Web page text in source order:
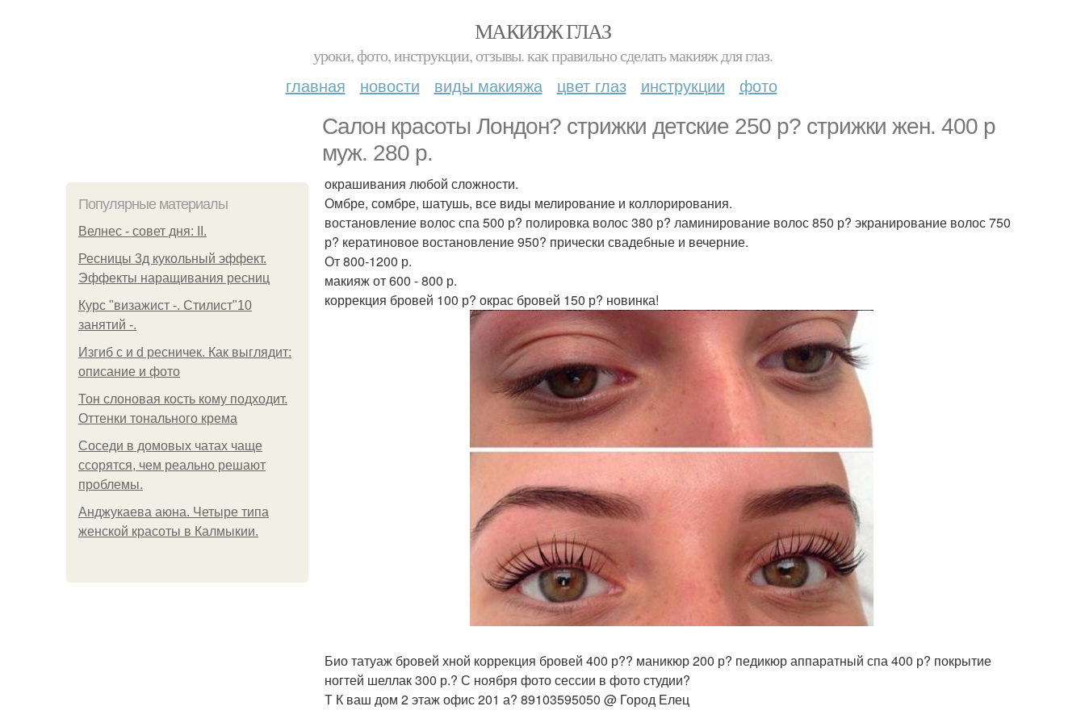
МАКИЯЖ ГЛАЗ
уроки, фото, инструкции, отзывы. как правильно сделать макияж для глаз.
главная новости виды макияжа цвет глаз инструкции фото
Салон красоты Лондон? стрижки детские 250 р? стрижки жен. 400 р
муж. 280 р.
Популярные материалы
Велнес - совет дня: II.
Ресницы 3д кукольный эффект.
Эффекты наращивания ресниц
Курс "визажист -. Стилист"10
занятий -.
Изгиб c и d ресничек. Как выглядит:
описание и фото
Тон слоновая кость кому подходит.
Оттенки тонального крема
Соседи в домовых чатах чаще
ссорятся, чем реально решают
проблемы.
Анджукаева аюна. Четыре типа
женской красоты в Калмыкии.
окрашивания любой сложности.
Омбре, сомбре, шатушь, все виды мелирование и коллорирования.
востановление волос спа 500 р? полировка волос 380 р? ламинирование волос 850 р? экранирование волос 750
р? кератиновое востановление 950? прически свадебные и вечерние.
От 800-1200 р.
макияж от 600 - 800 р.
коррекция бровей 100 р? окрас бровей 150 р? новинка!
Био татуаж бровей хной коррекция бровей 400 р?? маникюр 200 р? педикюр аппаратный спа 400 р? покрытие
ногтей шеллак 300 р.? С ноября фото сессии в фото студии?
Т К ваш дом 2 этаж офис 201 а? 89103595050 @ Город Елец